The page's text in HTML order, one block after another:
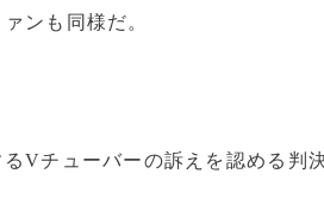
ンも同様だ。
Vチューバーの訴えを認める判